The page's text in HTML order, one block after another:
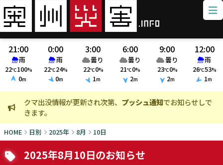
21:00
雨
22℃100%
0m
0:00
雨
22℃24%
0m
3:00
曇り
22℃0%
1m
6:00
曇り
21℃0%
2m
9:00
曇り
23℃0%
2m
12:00
雨
26℃53%
1m
クマ出没情報が更新され次第、 プッシュ通知でお知らせしで
きます。
HOME 日別 2025年 8月 10日
2025年8月10日のお知らせ